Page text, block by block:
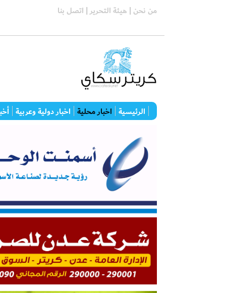
من نحن | هيئة التحرير | اتصل بنا
الرئيسية اخبار محلية اخبار دولية وعربية